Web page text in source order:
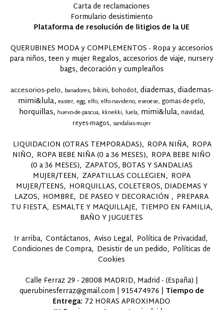
Carta de reclamaciones
Formulario desistimiento
Plataforma de resolución de litigios de la UE
QUERUBINES MODA y COMPLEMENTOS - Ropa y accesorios
para niños, teen y mujer Regalos, accesorios de viaje, nursery
bags, decoración y cumpleaños
accesorios-pelo banadores bikini bohodot diademas diademas-
mimi&lula easter egg elfo elfo-navideno eseoese gomas-de-pelo
horquillas huevo-de-pascua kknekki luela mimi&lula navidad
reyes-magos sandalias-mujer
LIQUIDACION (OTRAS TEMPORADAS) ROPA NIÑA ROPA
NIÑO ROPA BEBE NIÑA (0 a 36 MESES) ROPA BEBE NIÑO
(0 a 36 MESES) ZAPATOS, BOTAS Y SANDALIAS
MUJER/TEEN ZAPATILLAS COLLEGIEN ROPA
MUJER/TEENS HORQUILLAS, COLETEROS, DIADEMAS Y
LAZOS HOMBRE DE PASEO Y DECORACIÓN
PREPARA
TU FIESTA ESMALTE Y MAQUILLAJE TIEMPO EN FAMILIA,
BAÑO Y JUGUETES
Ir arriba Contáctanos Aviso Legal Política de Privacidad
Condiciones de Compra Desistir de un pedido Políticas de
Cookies
Calle Ferraz 29 - 28008 MADRID, Madrid - (España) |
querubinesferraz@gmail.com | 915474976 | Tiempo de
Entrega: 72 HORAS APROXIMADO